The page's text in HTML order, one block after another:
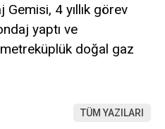
4 yıllık görev
yaptı ve
doğal gaz
TÜM YAZILARI